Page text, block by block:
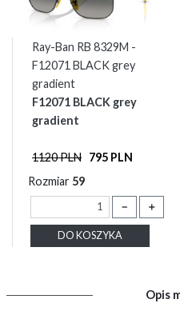
Ray-Ban RB 8329M -
F12071 BLACK grey
gradient
F12071 BLACK grey
gradient
1120 PLN 795 PLN
Rozmiar 59
－ ＋
DO KOSZYKA
Opis